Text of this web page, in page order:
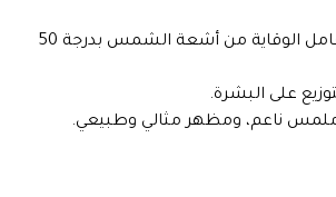
يحتوي على معامل الوقاية من أشعة الشمس بدرجة 50
على البشرة.
ناعم، ومظهر مثالي وطبيعي.